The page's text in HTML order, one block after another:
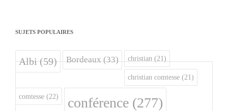
SUJETS POPULAIRES
Albi(59) Bordeaux(33) christian (21)
christian comtesse (21)
comtesse (22) conférence (277)